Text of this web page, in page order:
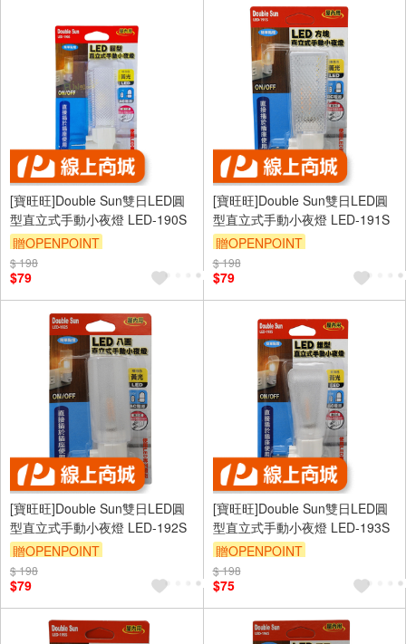
[寶旺旺]Double Sun雙日LED圓
型直立式手動小夜燈 LED-190S
贈OPENPOINT
$ 198
$79
[寶旺旺]Double Sun雙日LED圓
型直立式手動小夜燈 LED-191S
贈OPENPOINT
$ 198
$79
[寶旺旺]Double Sun雙日LED圓
型直立式手動小夜燈 LED-192S
贈OPENPOINT
$ 198
$79
[寶旺旺]Double Sun雙日LED圓
型直立式手動小夜燈 LED-193S
贈OPENPOINT
$ 198
$75